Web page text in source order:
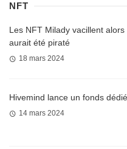
NFT
Les NFT Milady vacillent
aurait été piraté
18 mars 2024
Hivemind lance un fonds
14 mars 2024